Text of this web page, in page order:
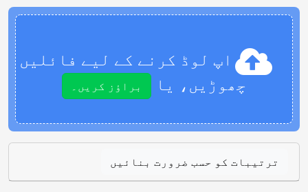
اپ لوڈ کرنے کے لیے فائلیں
چھوڑیں، یا
براؤز کریں۔
ترتیبات کو حسب ضرورت بنائیں